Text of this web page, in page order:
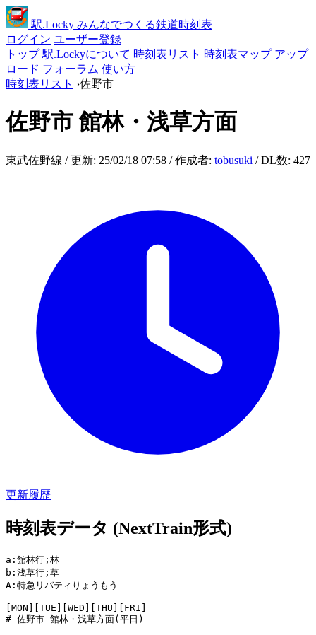
駅.Locky みんなでつくる鉄道時刻表
ログイン ユーザー登録
トップ 駅.Lockyについて 時刻表リスト 時刻表マップ アップ
ロード フォーラム 使い方
時刻表リスト ›佐野市
佐野市 館林・浅草方面
東武佐野線 / 更新: 25/02/18 07:58 / 作成者: tobusuki / DL数: 427
更新履歴
時刻表データ (NextTrain形式)
a:館林行;林
b:浅草行;草
A:特急リバティりょうもう
[MON][TUE][WED][THU][FRI]
# 佐野市 館林・浅草方面(平日)